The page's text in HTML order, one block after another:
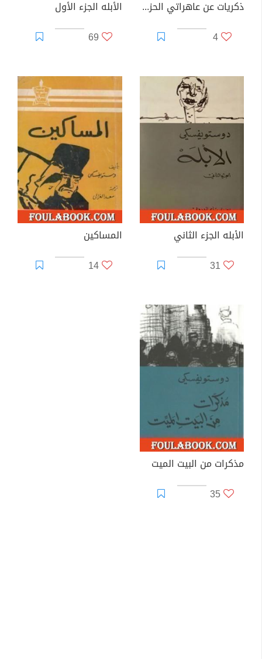
ذكريات عن عاهراتي الحزينات
4
الأبله الجزء الأول
69
الأبله الجزء الثاني
31
المساكين
14
مذكرات من البيت الميت
35